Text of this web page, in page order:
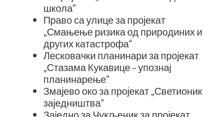
школа“
Право са улице за пројекат
„Смањење ризика од природиних и
других катастрофа“
Лесковачки планинари за пројекат
„Стазама Кукавице – упознај
планинарење“
Змајево око за пројекат „Светионик
заједништва“
Заједно за Чукљеник за пројекат